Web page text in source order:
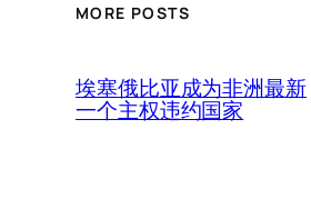
MORE POSTS
埃塞俄比亚成为非洲最新
一个主权违约国家